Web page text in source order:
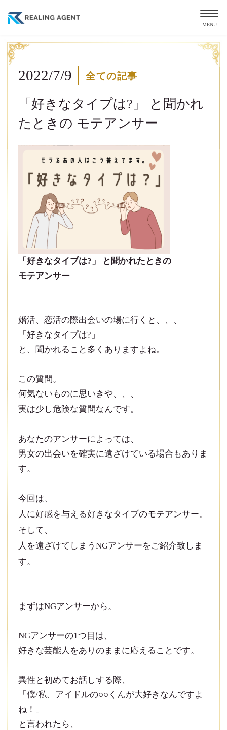
MENU
2022/7/9 全ての記事
「好きなタイプは?」 と聞かれ
たときの モテアンサー
「好きなタイプは?」 と聞かれたときの
モテアンサー
婚活、恋活の際出会いの場に行くと、、、
「好きなタイプは?」
と、聞かれること多くありますよね。
この質問。
何気ないものに思いきや、、、
実は少し危険な質問なんです。
あなたのアンサーによっては、
男女の出会いを確実に遠ざけている場合もありま
す。
今回は、
人に好感を与える好きなタイプのモテアンサー。
そして、
人を遠ざけてしまうNGアンサーをご紹介致しま
す。
まずはNGアンサーから。
NGアンサーの1つ目は、
好きな芸能人をありのままに応えることです。
異性と初めてお話しする際、
「僕/私、アイドルの○○くんが大好きなんですよ
ね！」
と言われたら、